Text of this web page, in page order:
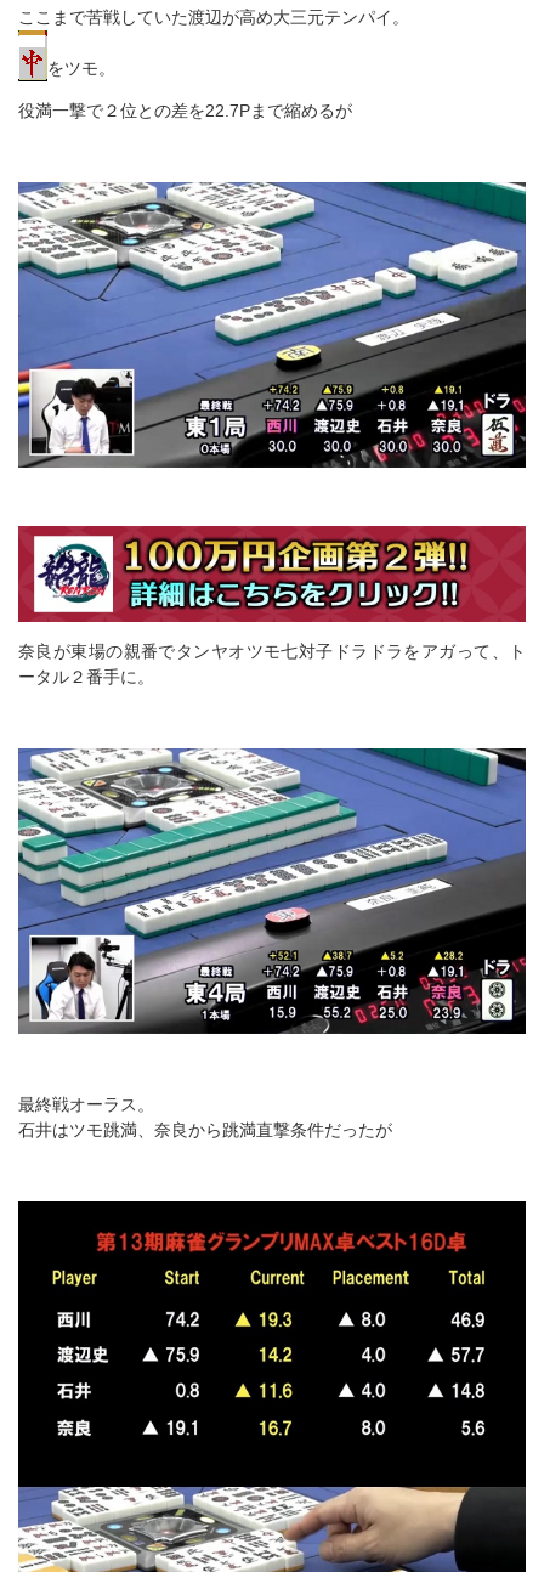
ここまで苦戦していた渡辺が高め大三元テンパイ。
をツモ。
役満一撃で２位との差を22.7Pまで縮めるが
奈良が東場の親番でタンヤオツモ七対子ドラドラをアガって、ト
ータル２番手に。
最終戦オーラス。
石井はツモ跳満、奈良から跳満直撃条件だったが